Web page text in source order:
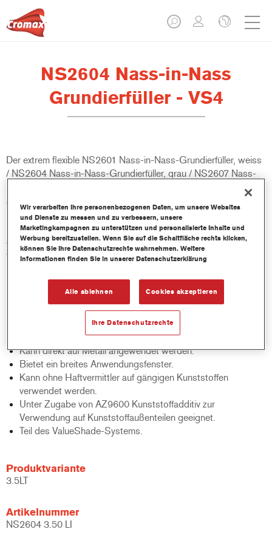
NS2604 Nass-in-Nass
Grundierfüller - VS4
Der extrem flexible NS2601 Nass-in-Nass-Grundierfüller, weiss
/ NS2604 Nass-in-Nass-Grundierfüller, grau / NS2607 Nass-
Auftrag überflüssig und und trägt so zur Steigerung der
Produktivität bei. Er kann direkt auf Metall und ungeschliffene
Elektrotauchlacke sowie, mit dem Zusatz des Kunststoffadditivs
AZ9600, auf Kunststoffaußenteile aufgetragen werden. Er
eignet sich für alle Decklacke von Cromax.
Verfügt über einengroßen Toleranzbereich für
Spritzpistoleneinstellungen.
Ermöglicht kurze Überlackierzeiten.
Trägt zur Produktivitätssteigerung bei.
Kann direkt auf Metall angewendet werden.
Bietet ein breites Anwendungsfenster.
Kann ohne Haftvermittler auf gängigen Kunststoffen
verwendet werden.
Unter Zugabe von AZ9600 Kunststoffadditiv zur
Verwendung auf Kunststoffaußenteilen geeignet.
Teil des ValueShade-Systems.
Produktvariante
3.5LT
Artikelnummer
NS2604 3.50 LI
Wir verarbeiten Ihre personenbezogenen Daten, um unsere Websites
und Dienste zu messen und zu verbessern, unsere
Marketingkampagnen zu unterstützen und personalisierte Inhalte und
Werbung bereitzustellen. Wenn Sie auf die Schaltfläche rechts klicken,
können Sie Ihre Datenschutzrechte wahrnehmen. Weitere
Informationen finden Sie in unserer Datenschutzerklärung
Alle ablehnen Cookies akzeptieren
Ihre Datenschutzrechte